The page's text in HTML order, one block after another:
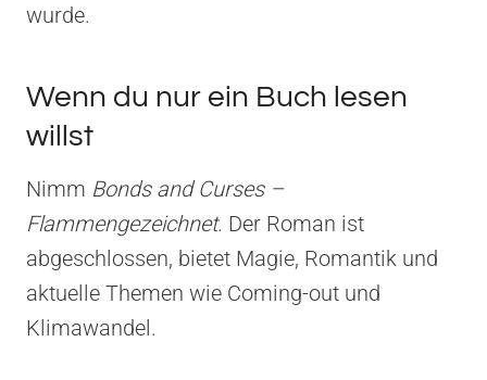
wurde.
Wenn du nur ein Buch lesen
willst
Nimm Bonds and Curses –
Flammengezeichnet. Der Roman ist
abgeschlossen, bietet Magie, Romantik und
aktuelle Themen wie Coming-out und
Klimawandel.